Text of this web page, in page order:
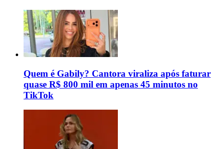
Quem é Gabily? Cantora viraliza após faturar
quase R$ 800 mil em apenas 45 minutos no
TikTok